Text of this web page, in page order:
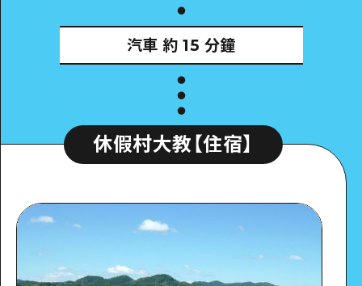
汽車 約 15 分鐘
休假村大教【住宿】